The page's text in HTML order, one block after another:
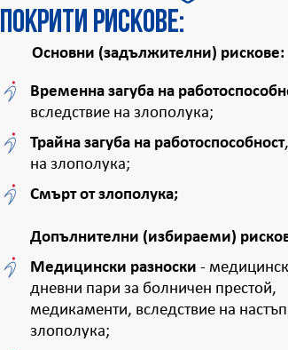
Покрити рискове:
Основни (задължителни) рискове:
Временна загуба на
вследствие на злополука;
Трайна загуба на работоспособност
на злополука;
Смърт от злополука;
Допълнителни (избираеми)
Медицински разноски -
дневни пари за болничен престой,
медикаменти, вследствие на
злополука;